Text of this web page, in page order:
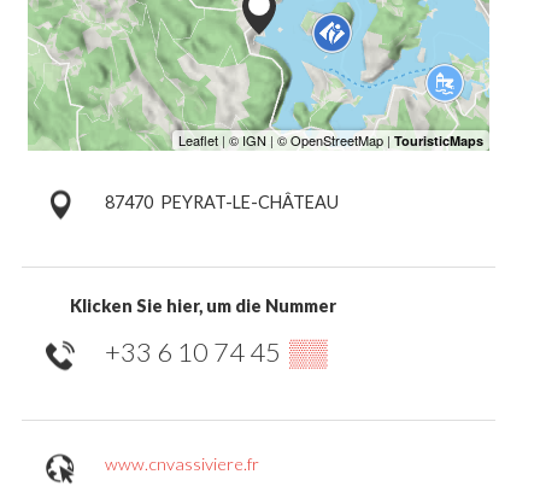
87470 PEYRAT-LE-CHÂTEAU
Klicken Sie hier, um die Nummer
+33 6 10 74 45 ▒▒
www.cnvassiviere.fr